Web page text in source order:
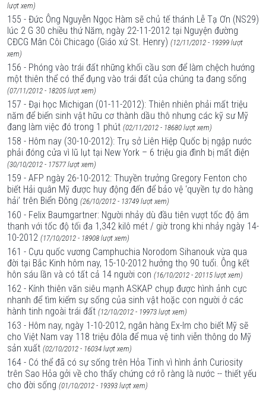
lượt xem)
155 - Đức Ông Nguyễn Ngọc Hàm sẽ chủ tế thánh Lễ Tạ Ơn (NS29)
lúc 2 G 30 chiều thứ Năm, ngày 22-11-2012 tại Nguyện đường
CĐCG Mân Côi Chicago (Giáo xứ St. Henry) (12/11/2012 - 19399 lượt
xem)
156 - Phóng vào trái đất những khối cầu sơn để làm chệch hướng
một thiên thể có thể đụng vào trái đất của chúng ta đang sống
(07/11/2012 - 18205 lượt xem)
157 - Đại học Michigan (01-11-2012): Thiên nhiên phải mất triệu
năm để biến sinh vật hữu cơ thành dầu thô nhưng các kỹ sư Mỹ
đang làm việc đó trong 1 phút (02/11/2012 - 18680 lượt xem)
158 - Hôm nay (30-10-2012): Trụ sở Liên Hiệp Quốc bị ngập nước
phải đóng cửa vì lũ lụt tại New York – 6 triệu gia đình bị mất điện
(30/10/2012 - 17577 lượt xem)
159 - AFP ngày 26-10-2012: Thuyền trưởng Gregory Fenton cho
biết Hải quân Mỹ được huy động đến để bảo vệ ‘quyền tự do hàng
hải’ trên Biển Đông (26/10/2012 - 13749 lượt xem)
160 - Felix Baumgartner: Người nhảy dù đầu tiên vượt tốc độ âm
thanh với tốc độ tối đa 1,342 kilô mét / giờ trong khi nhảy ngày 14-
10-2012 (17/10/2012 - 18908 lượt xem)
161 - Cựu quốc vương Camphuchia Norodom Sihanouk vừa qua
đời tại Bắc Kinh hôm nay, 15-10-2012 hưởng thọ 90 tuổi. Ông kết
hôn sáu lần và có tất cả 14 người con (16/10/2012 - 20115 lượt xem)
162 - Kính thiên văn siêu mạnh ASKAP chụp được hình ảnh cực
nhanh để tìm kiếm sự sống của sinh vật hoặc con người ở các
hành tinh ngoài trái đất (12/10/2012 - 19973 lượt xem)
163 - Hôm nay, ngày 1-10-2012, ngân hàng Ex-Im cho biết Mỹ sẽ
cho Việt Nam vay 118 triệu đôla để mua vệ tinh viễn thông do Mỹ
sản xuất (02/10/2012 - 16034 lượt xem)
164 - Có thể đã có sự sống trên Hỏa Tinh vì hình ảnh Curiosity
trên Sao Hỏa gởi về cho thấy chứng cớ rõ ràng là nước -- thiết yếu
cho đời sống (01/10/2012 - 19393 lượt xem)